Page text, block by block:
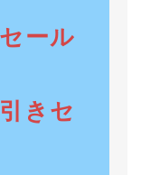
ール
きセ